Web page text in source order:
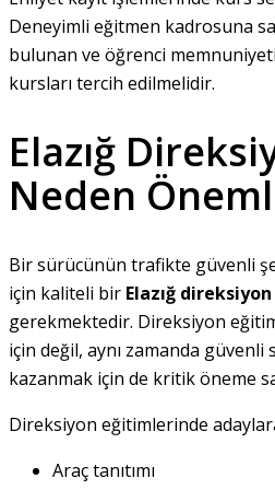
Deneyimli eğitmen kadrosuna
bulunan ve öğrenci
kursları tercih edilmelidir.
Elazığ
Neden
Bir sürücünün trafikte güvenli
için kaliteli bir Elazığ
gerekmektedir. Direksiyon
için değil, aynı zamanda güvenli
kazanmak için de kritik öneme
Direksiyon eğitimlerinde
Araç tanıtımı